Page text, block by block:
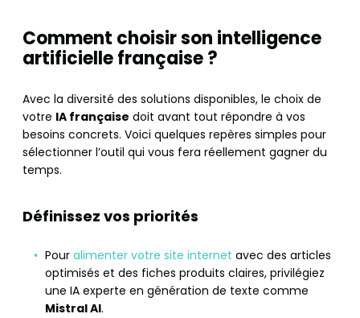
Comment choisir son intelligence
artificielle française ?
Avec la diversité des solutions disponibles, le choix de
votre IA française doit avant tout répondre à vos
besoins concrets. Voici quelques repères simples pour
sélectionner l’outil qui vous fera réellement gagner du
temps.
Définissez vos priorités
Pour alimenter votre site internet avec des articles
optimisés et des fiches produits claires, privilégiez
une IA experte en génération de texte comme
Mistral AI.